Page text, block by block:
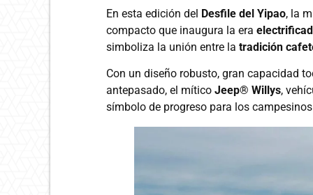
En esta edición del Desfile del Yipao, la
compacto que inaugura la era
simboliza la unión entre la tradición
Con un diseño robusto, gran capacidad
antepasado, el mítico Jeep® Willys,
símbolo de progreso para los